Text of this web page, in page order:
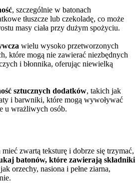
, szczególnie w batonach
tłuszcze lub czekoladę, co może
masy ciała przy dużym spożyciu.
wielu wysoko przetworzonych
które mogą nie zawierać niezbędnych
i błonnika, oferując niewielką
sztucznych dodatków, takich jak
i barwniki, które mogą wywoływać
u wrażliwych osób.
zwartą teksturę i dobrze się trzymać,
batonów, które zawierają składniki
orzechy, nasiona i pełne ziarna,